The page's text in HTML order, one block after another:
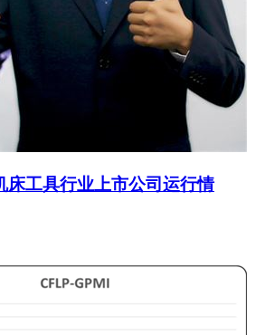
床工具行业上市公司运行情